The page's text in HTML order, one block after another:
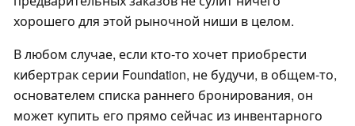
хорошего для этой рыночной ниши в целом.
В любом случае, если кто-то хочет приобрести
кибертрак серии Foundation, не будучи, в общем-то,
основателем списка раннего бронирования, он
может купить его прямо сейчас из инвентарного